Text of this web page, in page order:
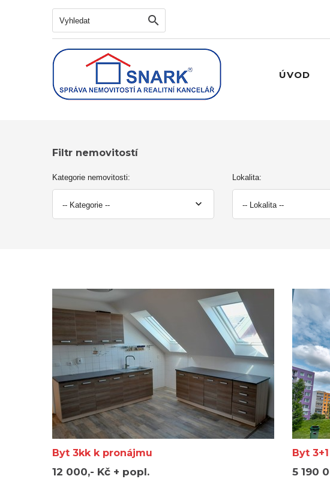
Vyhledat
ÚVOD
Filtr nemovitostí
Kategorie nemovitosti:
-- Kategorie --
Lokalita:
-- Lokalita --
Byt 3kk k pronájmu
12 000,- Kč + popl.
Byt
5 190